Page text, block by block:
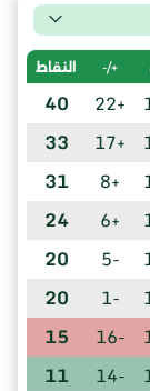
+/- النقاط
+22
40
+17
33
+8
31
+6
24
-5
20
-1
20
-16
15
-14
11